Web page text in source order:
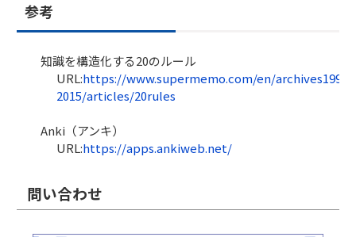
参考
知識を構造化する20のルール
URL:https://www.supermemo.com/en/archives1990-
2015/articles/20rules
Anki（アンキ）
URL:https://apps.ankiweb.net/
問い合わせ